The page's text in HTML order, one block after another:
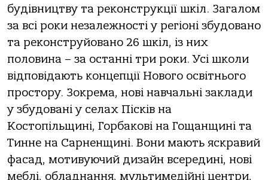
будівництву та реконструкції шкіл. Загалом
за всі роки незалежності у регіоні збудовано
та реконструйовано 26 шкіл, із них
половина – за останні три роки. Усі школи
відповідають концепції Нового освітнього
простору. Зокрема, нові навчальні заклади
у збудовані у селах Пісків на
Костопільщині, Горбакові на Гощанщині та
Тинне на Сарненщині. Вони мають яскравий
фасад, мотивуючий дизайн всередині, нові
меблі, обладнання, мультимедійні центри,